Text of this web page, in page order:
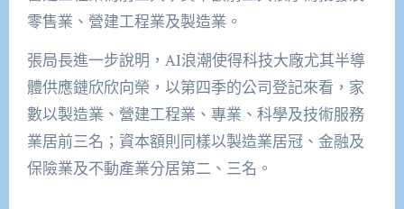
零售業、營建工程業及製造業。
張局長進一步說明，AI浪潮使得科技大廠尤其半導
體供應鏈欣欣向榮，以第四季的公司登記來看，家
數以製造業、營建工程業、專業、科學及技術服務
業居前三名；資本額則同樣以製造業居冠、金融及
保險業及不動產業分居第二、三名。